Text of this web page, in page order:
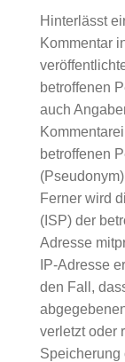
Hinterlässt
Kommentar
betroffenen
auch
betroffenen
Ferner wird
(ISP) der
Adresse
IP-Adresse
den Fall,
verletzt oder
Speicherung